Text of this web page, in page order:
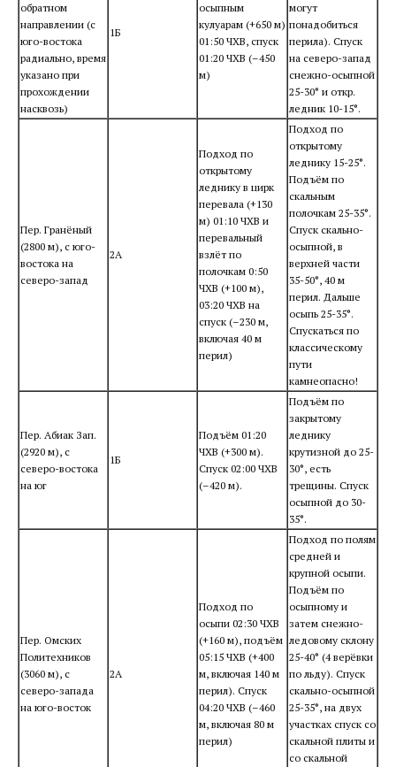
обратном
направлении (с
юго-востока
радиально, время
указано при
прохождении
насквозь)
1Б
осыпным
кулуарам (+650 м)
01:50 ЧХВ, спуск
01:20 ЧХВ (–450
м)
могут
понадобиться
перила). Спуск
на северо-запад
снежно-осыпной
25-30° и откр.
ледник 10-15°.
Пер. Гранёный
(2800 м), с юго-
востока на
северо-запад
2А
Подход по
открытому
леднику в цирк
перевала (+130
м) 01:10 ЧХВ и
перевальный
взлёт по
полочкам 0:50
ЧХВ (+100 м),
03:20 ЧХВ на
спуск (–230 м,
включая 40 м
перил)
Подход по
открытому
леднику 15-25°.
Подъём по
скальным
полочкам 25-35°.
Спуск скально-
осыпной, в
верхней части
35-50°, 40 м
перил. Дальше
осыпь 25-35°.
Спускаться по
классическому
пути
камнеопасно!
Пер. Абиак Зап.
(2920 м), с
северо-востока
на юг
1Б
Подъём 01:20
ЧХВ (+300 м).
Спуск 02:00 ЧХВ
(–420 м).
Подъём по
закрытому
леднику
крутизной до 25-
30°, есть
трещины. Спуск
осыпной до 30-
35°.
Пер. Омских
Политехников
(3060 м), с
северо-запада
на юго-восток
2А
Подход по
осыпи 02:30 ЧХВ
(+160 м), подъём
05:15 ЧХВ (+400
м, включая 140 м
перил). Спуск
04:20 ЧХВ (–460
м, включая 80 м
перил)
Подход по полям
средней и
крупной осыпи.
Подъём по
осыпному и
затем снежно-
ледовому склону
25-40° (4 верёвки
по льду). Спуск
скально-осыпной
25-35°, на двух
участках спуск со
скальной плиты и
со скальной